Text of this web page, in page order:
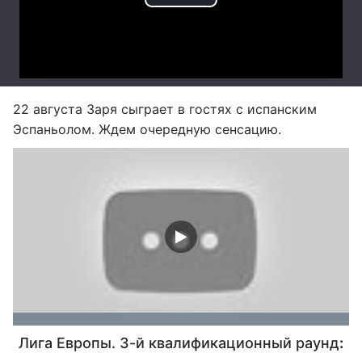
22 августа Заря сыграет в гостях с испанским
Эспаньолом. Ждем очередную сенсацию.
Лига Европы. 3-й квалификационный раунд: